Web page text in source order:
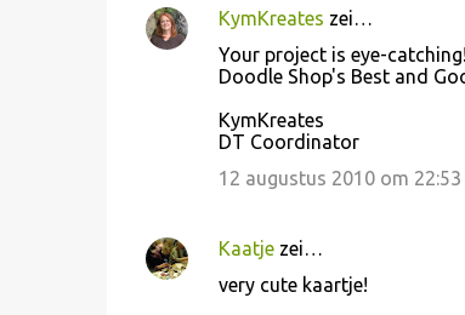
KymKreates zei…
Your project is eye-
Doodle Shop's Best and
KymKreates
DT Coordinator
12 augustus 2010 om 22:53
Kaatjezei…
very cute kaartje!